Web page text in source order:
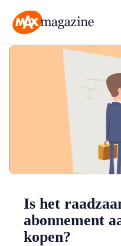
Is het
abonnement
kopen?